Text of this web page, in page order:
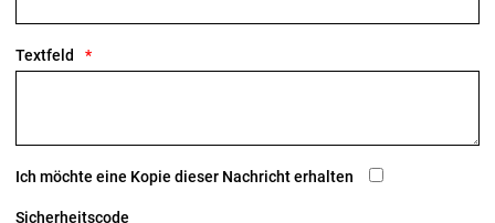
Rahmengröße: 60
Gangschaltung: Shimano 105 R7100, max. 36 Z. an
größtem Ritzel
Textfeld
Ich möchte eine Kopie dieser Nachricht erhalten
Sicherheitscode